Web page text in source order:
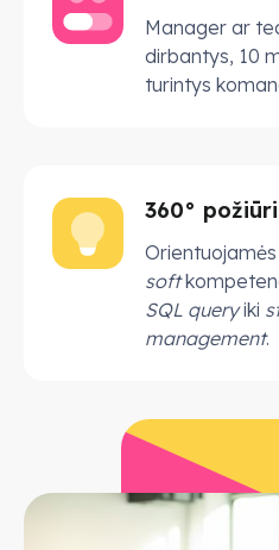
Manager ar
dirbantys, 10
turintys
360°
soft
SQL queryiki
management.